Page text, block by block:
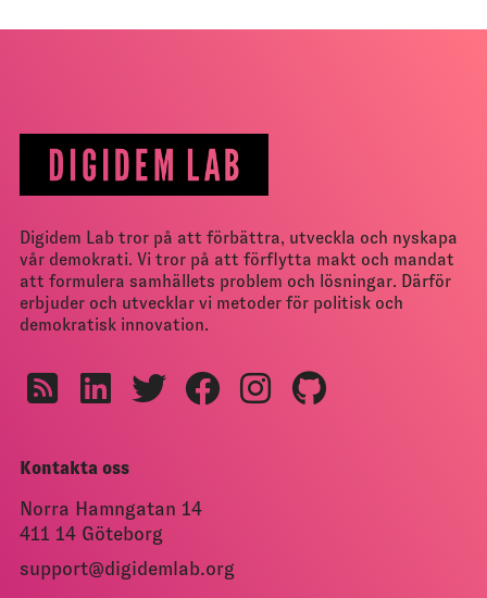
Digidem Lab tror på att förbättra, utveckla och nyskapa
vår demokrati. Vi tror på att förflytta makt och mandat
att formulera samhällets problem och lösningar. Därför
erbjuder och utvecklar vi metoder för politisk och
demokratisk innovation.
Kontakta oss
Norra Hamngatan 14
411 14 Göteborg
support@digidemlab.org